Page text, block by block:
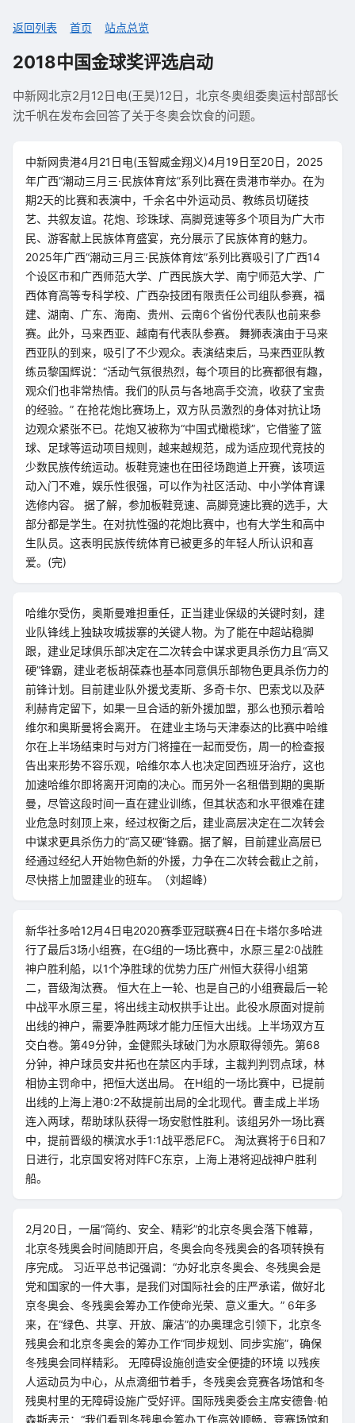
返回列表 首页 站点总览
2018中国金球奖评选启动
中新网北京2月12日电(王昊)12日，北京冬奥组委奥运村部部长
沈千帆在发布会回答了关于冬奥会饮食的问题。
中新网贵港4月21日电(玉智威金翔义)4月19日至20日，2025
年广西“潮动三月三·民族体育炫”系列比赛在贵港市举办。在为
期2天的比赛和表演中，千余名中外运动员、教练员切磋技
艺、共叙友谊。花炮、珍珠球、高脚竞速等多个项目为广大市
民、游客献上民族体育盛宴，充分展示了民族体育的魅力。
2025年广西“潮动三月三·民族体育炫”系列比赛吸引了广西14
个设区市和广西师范大学、广西民族大学、南宁师范大学、广
西体育高等专科学校、广西杂技团有限责任公司组队参赛，福
建、湖南、广东、海南、贵州、云南6个省份代表队也前来参
赛。此外，马来西亚、越南有代表队参赛。 舞狮表演由于马来
西亚队的到来，吸引了不少观众。表演结束后，马来西亚队教
练员黎国辉说：“活动气氛很热烈，每个项目的比赛都很有趣，
观众们也非常热情。我们的队员与各地高手交流，收获了宝贵
的经验。” 在抢花炮比赛场上，双方队员激烈的身体对抗让场
边观众紧张不已。花炮又被称为“中国式橄榄球”，它借鉴了篮
球、足球等运动项目规则，越来越规范，成为适应现代竞技的
少数民族传统运动。板鞋竞速也在田径场跑道上开赛，该项运
动入门不难，娱乐性很强，可以作为社区活动、中小学体育课
选修内容。 据了解，参加板鞋竞速、高脚竞速比赛的选手，大
部分都是学生。在对抗性强的花炮比赛中，也有大学生和高中
生队员。这表明民族传统体育已被更多的年轻人所认识和喜
爱。(完)
哈维尔受伤，奥斯曼难担重任，正当建业保级的关键时刻，建
业队锋线上独缺攻城拔寨的关键人物。为了能在中超站稳脚
跟，建业足球俱乐部决定在二次转会中谋求更具杀伤力且“高又
硬”锋霸，建业老板胡葆森也基本同意俱乐部物色更具杀伤力的
前锋计划。目前建业队外援戈麦斯、多奇卡尔、巴索戈以及萨
利赫肯定留下，如果一旦合适的新外援加盟，那么也预示着哈
维尔和奥斯曼将会离开。 在建业主场与天津泰达的比赛中哈维
尔在上半场结束时与对方门将撞在一起而受伤，周一的检查报
告出来形势不容乐观，哈维尔本人也决定回西班牙治疗，这也
加速哈维尔即将离开河南的决心。而另外一名租借到期的奥斯
曼，尽管这段时间一直在建业训练，但其状态和水平很难在建
业危急时刻顶上来，经过权衡之后，建业高层决定在二次转会
中谋求更具杀伤力的“高又硬”锋霸。据了解，目前建业高层已
经通过经纪人开始物色新的外援，力争在二次转会截止之前，
尽快搭上加盟建业的班车。（刘超峰）
新华社多哈12月4日电2020赛季亚冠联赛4日在卡塔尔多哈进
行了最后3场小组赛，在G组的一场比赛中，水原三星2:0战胜
神户胜利船，以1个净胜球的优势力压广州恒大获得小组第
二，晋级淘汰赛。 恒大在上一轮、也是自己的小组赛最后一轮
中战平水原三星，将出线主动权拱手让出。此役水原面对提前
出线的神户，需要净胜两球才能力压恒大出线。上半场双方互
交白卷。第49分钟，金健熙头球破门为水原取得领先。第68
分钟，神户球员安井拓也在禁区内手球，主裁判判罚点球，林
相协主罚命中，把恒大送出局。 在H组的一场比赛中，已提前
出线的上海上港0:2不敌提前出局的全北现代。曹圭成上半场
连入两球，帮助球队获得一场安慰性胜利。该组另外一场比赛
中，提前晋级的横滨水手1:1战平悉尼FC。 淘汰赛将于6日和7
日进行，北京国安将对阵FC东京，上海上港将迎战神户胜利
船。
2月20日，一届“简约、安全、精彩”的北京冬奥会落下帷幕，
北京冬残奥会时间随即开启，冬奥会向冬残奥会的各项转换有
序完成。 习近平总书记强调：“办好北京冬奥会、冬残奥会是
党和国家的一件大事，是我们对国际社会的庄严承诺，做好北
京冬奥会、冬残奥会筹办工作使命光荣、意义重大。” 6年多
来，在“绿色、共享、开放、廉洁”的办奥理念引领下，北京冬
残奥会和北京冬奥会的筹办工作“同步规划、同步实施”，确保
冬残奥会同样精彩。 无障碍设施创造安全便捷的环境 以残疾
人运动员为中心，从点滴细节着手，冬残奥会竞赛各场馆和冬
残奥村里的无障碍设施广受好评。国际残奥委会主席安德鲁·帕
森斯表示：“我们看到冬残奥会筹办工作高效顺畅，竞赛场馆和